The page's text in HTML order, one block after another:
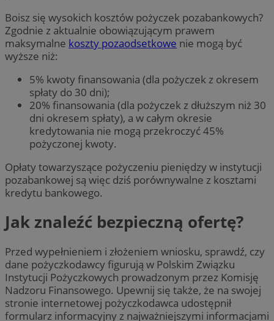
Boisz się wysokich kosztów pożyczek pozabankowych?
Zgodnie z aktualnie obowiązującym prawem
maksymalne koszty pozaodsetkowe nie mogą być
wyższe niż:
5% kwoty finansowania (dla pożyczek z okresem
spłaty do 30 dni);
20% finansowania (dla pożyczek z dłuższym niż 30
dni okresem spłaty), a w całym okresie
kredytowania nie mogą przekroczyć 45%
pożyczonej kwoty.
Opłaty towarzyszące pożyczeniu pieniędzy w instytucji
pozabankowej są więc dziś porównywalne z kosztami
kredytu bankowego.
Jak znaleźć bezpieczną ofertę?
Przed wypełnieniem i złożeniem wniosku, sprawdź, czy
dane pożyczkodawcy figurują w Polskim Związku
Instytucji Pożyczkowych prowadzonym przez Komisję
Nadzoru Finansowego. Upewnij się także, że na swojej
stronie internetowej pożyczkodawca udostępnił
formularz informacyjny z najważniejszymi informacjami